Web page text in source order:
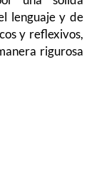
lenguaje y de
y reflexivos,
rigurosa